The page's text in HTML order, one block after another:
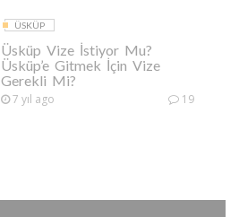
ÜSKÜP
Üsküp Vize İstiyor Mu?
Üsküp’e Gitmek İçin Vize
Gerekli Mi?
7 yıl ago 19